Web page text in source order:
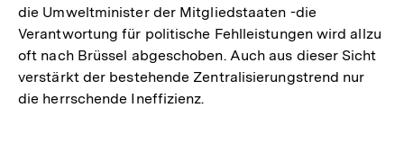
die Umweltminister der Mitgliedstaaten -die
Verantwortung für politische Fehlleistungen wird allzu
oft nach Brüssel abgeschoben. Auch aus dieser Sicht
verstärkt der bestehende Zentralisierungstrend nur
die herrschende Ineffizienz.